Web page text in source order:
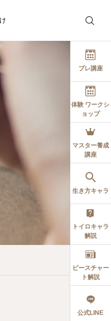
同じアドバイスなのに、
なぜ結果が違うのでしょ
う？
持って生まれた自分の個
生を実現する方法を手に
プレ講座
体験 ワークシ
ョップ
マスター養成
講座
生き方キャラ
トイロキャラ
解説
ピースチャー
ト解説
公式LINE